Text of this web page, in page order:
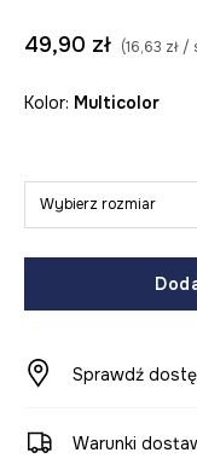
49,90 zł (16,63 zł /
Kolor: multicolor
Wybierz rozmiar
Sprawdź
Warunki